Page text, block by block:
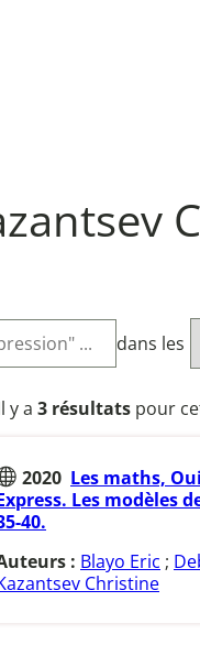
dans les
y a 3 résultats pour
2020 Les maths,
Les modèles
40.
: Blayo Eric ;
Christine